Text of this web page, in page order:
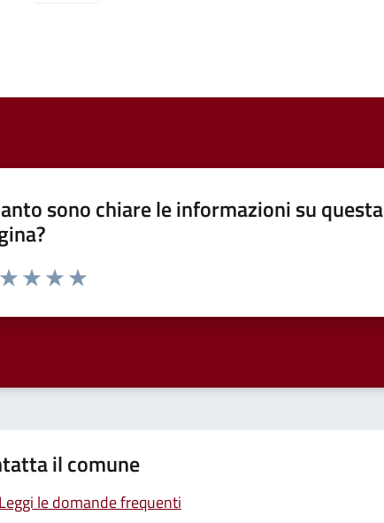
sono chiare le informazioni su questa
da 1 a 5 stelle la pagina
il comune
le domande frequenti